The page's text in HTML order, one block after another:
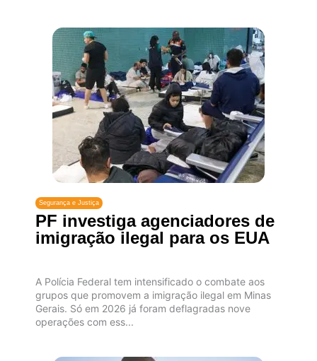
Segurança e Justiça
PF investiga agenciadores de
imigração ilegal para os EUA
A Polícia Federal tem intensificado o combate aos
grupos que promovem a imigração ilegal em Minas
Gerais. Só em 2026 já foram deflagradas nove
operações com ess...